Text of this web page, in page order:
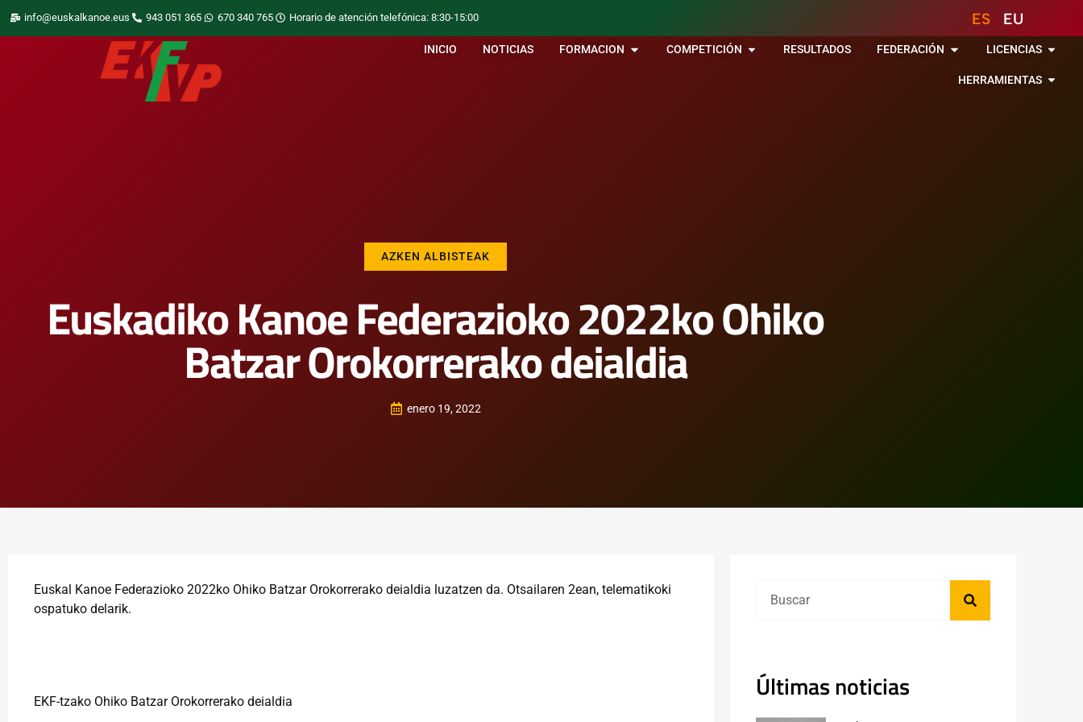
info@euskalkanoe.eus 943 051 365 670 340 765 Horario de atención telefónica: 8:30-15:00 ES EU
INICIO NOTICIAS FORMACION COMPETICIÓN RESULTADOS FEDERACIÓN LICENCIAS
HERRAMIENTAS
AZKEN ALBISTEAK
Euskadiko Kanoe Federazioko 2022ko Ohiko
Batzar Orokorrerako deialdia
enero 19, 2022
Euskal Kanoe Federazioko 2022ko Ohiko Batzar Orokorrerako deialdia luzatzen da. Otsailaren 2ean, telematikoki
ospatuko delarik.
EKF-tzako Ohiko Batzar Orokorrerako deialdia Últimas noticias